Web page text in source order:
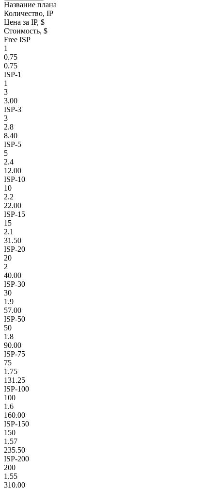
Название плана
Количество, IP
Цена за IP, $
Стоимость, $
Free ISP
1
0.75
0.75
ISP-1
1
3
3.00
ISP-3
3
2.8
8.40
ISP-5
5
2.4
12.00
ISP-10
10
2.2
22.00
ISP-15
15
2.1
31.50
ISP-20
20
2
40.00
ISP-30
30
1.9
57.00
ISP-50
50
1.8
90.00
ISP-75
75
1.75
131.25
ISP-100
100
1.6
160.00
ISP-150
150
1.57
235.50
ISP-200
200
1.55
310.00